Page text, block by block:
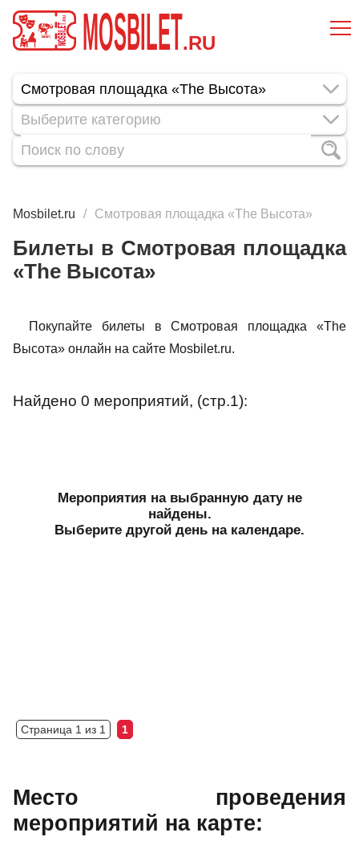
MOSBILET.RU
Выберите категорию
Mosbilet.ru Смотровая площадка «The Высота»
Билеты в Смотровая площадка
«The Высота»
Покупайте билеты в Смотровая площадка «The
Высота» онлайн на сайте Mosbilet.ru.
Найдено 0 мероприятий, (стр.1):
Мероприятия на выбранную дату не
найдены.
Выберите другой день на календаре.
Страница 1 из 1 1
Место проведения
мероприятий на карте: